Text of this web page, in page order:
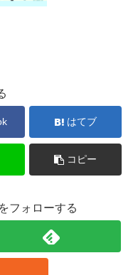
はてブ
コピー
フォローする